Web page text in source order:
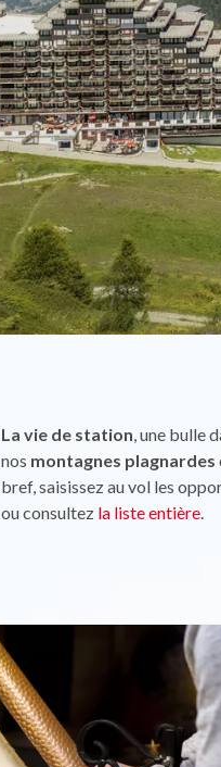
La vie de station, une bulle
nos montagnes plagnardes
bref, saisissez au vol les
ou consultez la liste entière.